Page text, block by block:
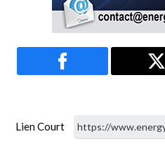
Lien Court